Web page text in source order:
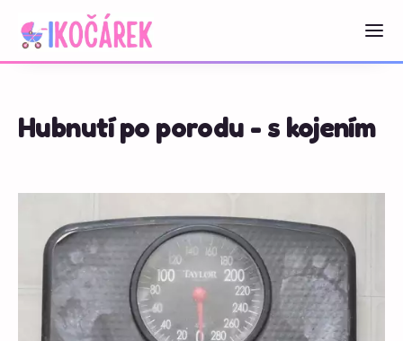
Hubnutí po porodu - s kojením